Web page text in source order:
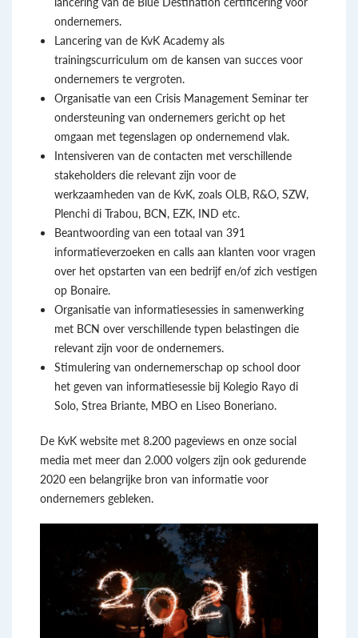
ondernemers.
Lancering van de KvK Academy als
trainingscurriculum om de kansen van succes voor
ondernemers te vergroten.
Organisatie van een Crisis Management Seminar ter
ondersteuning van ondernemers gericht op het
omgaan met tegenslagen op ondernemend vlak.
Intensiveren van de contacten met verschillende
stakeholders die relevant zijn voor de
werkzaamheden van de KvK, zoals OLB, R&O, SZW,
Plenchi di Trabou, BCN, EZK, IND etc.
Beantwoording van een totaal van 391
informatieverzoeken en calls aan klanten voor vragen
over het opstarten van een bedrijf en/of zich vestigen
op Bonaire.
Organisatie van informatiesessies in samenwerking
met BCN over verschillende typen belastingen die
relevant zijn voor de ondernemers.
Stimulering van ondernemerschap op school door
het geven van informatiesessie bij Kolegio Rayo di
Solo, Strea Briante, MBO en Liseo Boneriano.
De KvK website met 8.200 pageviews en onze social
media met meer dan 2.000 volgers zijn ook gedurende
2020 een belangrijke bron van informatie voor
ondernemers gebleken.